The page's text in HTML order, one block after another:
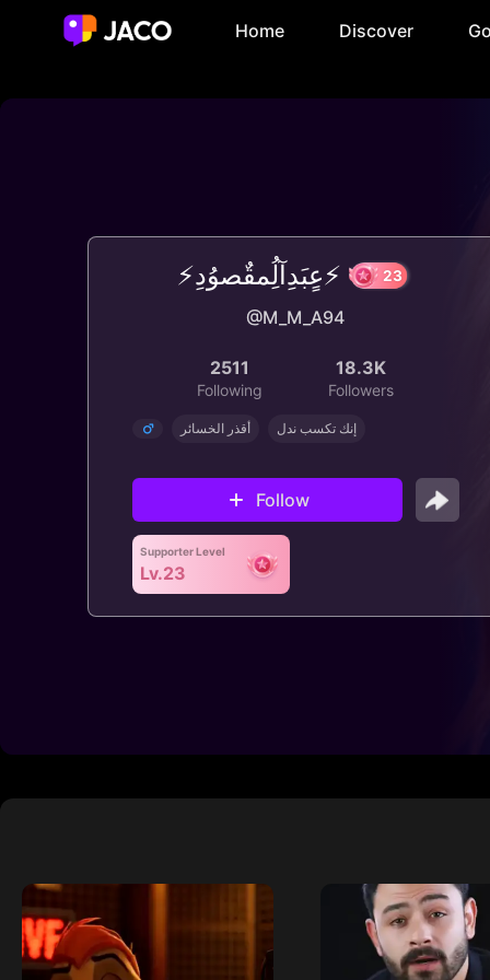
Home Discover
⚡عٍبَدِآلُِمقٌصوُدِ⚡
@M_M_A94
2511
Following
18.3K
Followers
أقذر الخسائر إنك تكسب ندل
Follow
Supporter Level
Lv.23